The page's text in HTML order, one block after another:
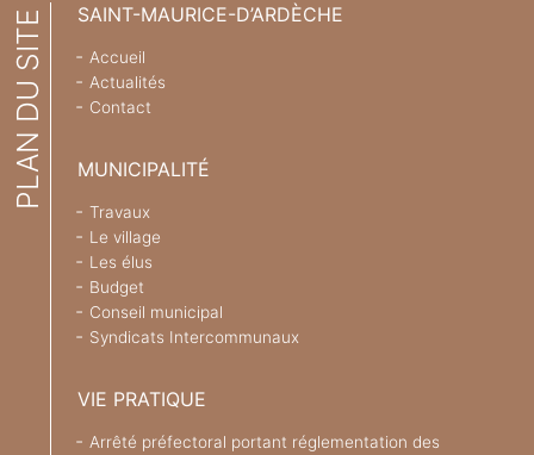
PLAN DU SITE SAINT-MAURICE-D’ARDÈCHE
Accueil
Actualités
Contact
MUNICIPALITÉ
Travaux
Le village
Les élus
Budget
Conseil municipal
Syndicats Intercommunaux
VIE PRATIQUE
Arrêté préfectoral portant réglementation des